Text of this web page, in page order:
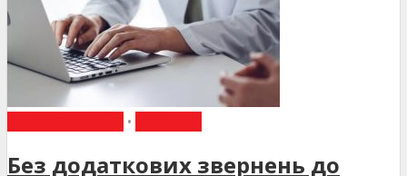
•
Без додаткових звернень до